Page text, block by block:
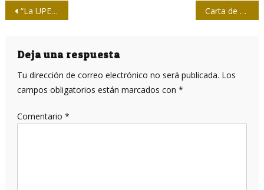
Navegación
entradas
“La UPEC será lo que nosotros queramos que sea” Carta de amor a Du Liniang
Deja una respuesta
Tu dirección de correo electrónico no será publicada. Los
campos obligatorios están marcados con *
Comentario *